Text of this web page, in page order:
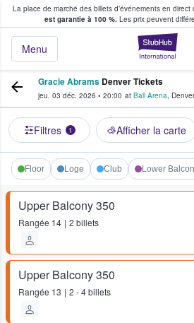
La place de marché des billets d’événements en direct
est garantie à 100 %. Les prix peuvent
Menu
fans achètent et
Gracie Abrams Denver Tickets
jeu. 03 déc. 2026 • 20:00 at Ball Arena, Denver
Filtres 1 Afficher la carte
Floor Loge Club Lower
Upper Balcony 350
Rangée 14 2 billets
Upper Balcony 350
Rangée 13 2 - 4 billets